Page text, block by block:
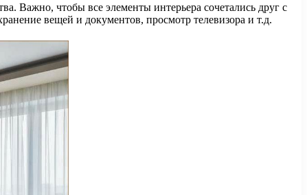
Важно, чтобы все элементы интерьера сочетались друг с
вещей и документов, просмотр телевизора и т.д.